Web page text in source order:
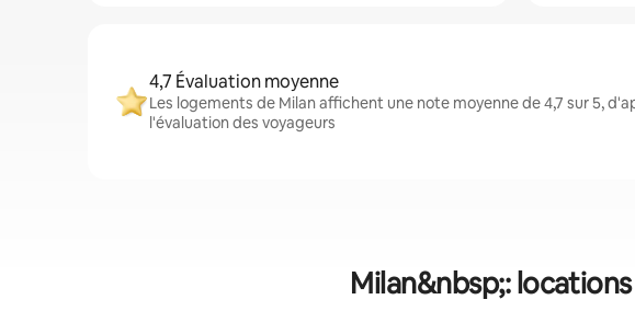
4,7 Évaluation moyenne
Les logements de Milan affichent une note moyenne de 4,7 sur 5,
l'évaluation des voyageurs
Milan&nbsp;: